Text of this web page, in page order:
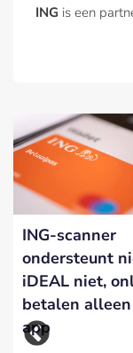
ING is een
ING-scanner
ondersteunt
iDEAL niet,
betalen
app